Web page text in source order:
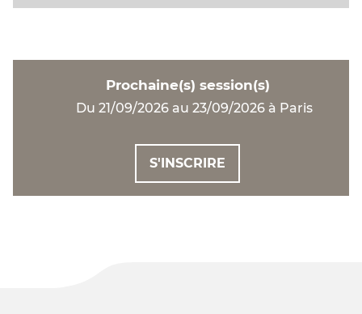
Prochaine(s) session(s)
Du 21/09/2026 au 23/09/2026 à Paris
S'INSCRIRE